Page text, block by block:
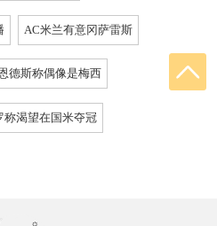
AC米兰有意冈萨雷斯
德斯称偶像是梅西
称渴望在国米夺冠